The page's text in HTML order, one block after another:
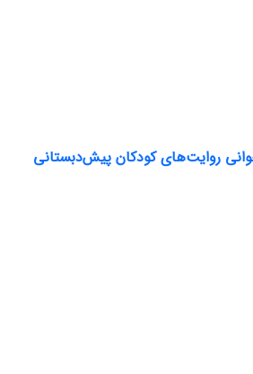
روایت‌های کودکان پیش‌دبستانی